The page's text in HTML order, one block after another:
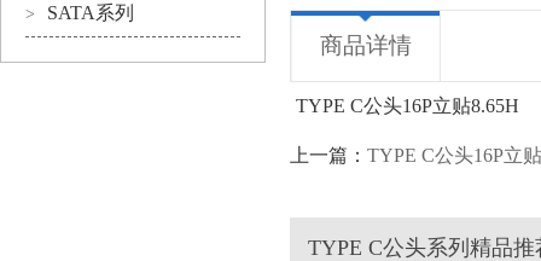
> SATA系列
商品详情
TYPE C公头16P立贴8.65H
上一篇： TYPE C公头16P立
TYPE C公头系列精品推